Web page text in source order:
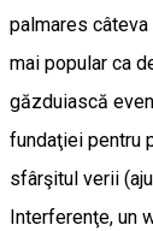
palmares
mai popular ca
găzduiască
fundaţiei pentru
sfârşitul verii
Interferenţe, un